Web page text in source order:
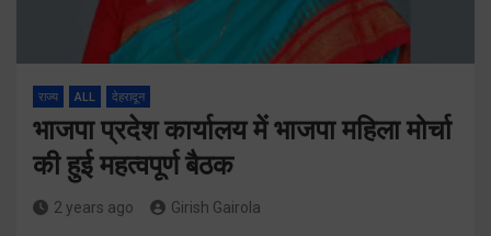
राज्य ALL देहरादून
भाजपा प्रदेश कार्यालय में भाजपा महिला मोर्चा
की हुई महत्वपूर्ण बैठक
2 years ago Girish Gairola